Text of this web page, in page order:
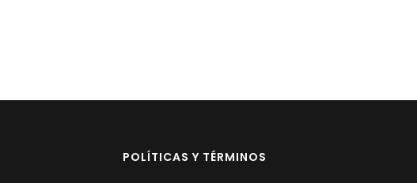
POLÍTICAS Y TÉRMINOS